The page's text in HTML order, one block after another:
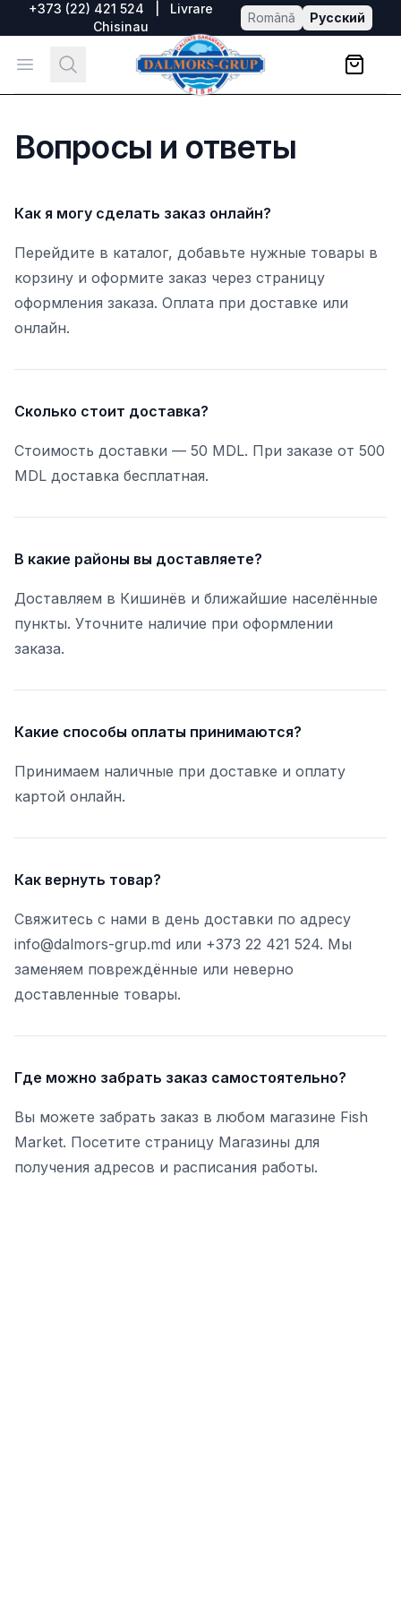
+373 (22) 421 524
Livrare
Chisinau
Română Русский
Open menu
Search
DALMORS GRUP
Вопросы и ответы
Как я могу сделать заказ онлайн?
Перейдите в каталог, добавьте нужные товары в
корзину и оформите заказ через страницу
оформления заказа. Оплата при доставке или
онлайн.
Сколько стоит доставка?
Стоимость доставки — 50 MDL. При заказе от 500
MDL доставка бесплатная.
В какие районы вы доставляете?
Доставляем в Кишинёв и ближайшие населённые
пункты. Уточните наличие при оформлении
заказа.
Какие способы оплаты принимаются?
Принимаем наличные при доставке и оплату
картой онлайн.
Как вернуть товар?
Свяжитесь с нами в день доставки по адресу
info@dalmors-grup.md или +373 22 421 524. Мы
заменяем повреждённые или неверно
доставленные товары.
Где можно забрать заказ самостоятельно?
Вы можете забрать заказ в любом магазине Fish
Market. Посетите страницу Магазины для
получения адресов и расписания работы.